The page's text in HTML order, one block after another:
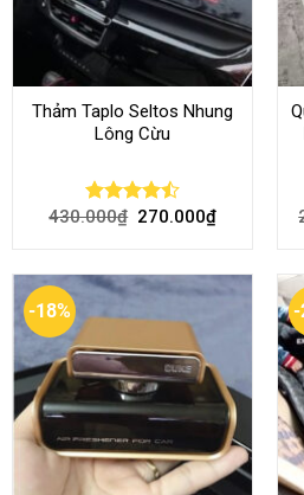
Thảm Taplo Seltos Nhung
Lông Cừu
Rated
430.000₫ 270.000₫
-18% -